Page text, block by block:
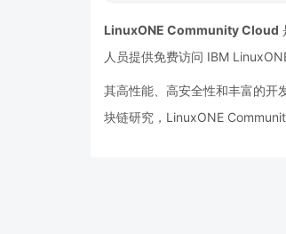
LinuxONE Community Cloud
人员提供免费访问 IBM
其高性能、 高安全性和丰富的开
块链研究， LinuxONE